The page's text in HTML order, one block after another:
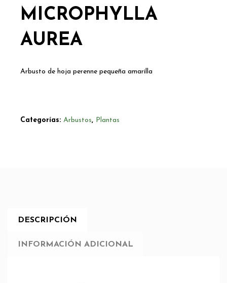
MICROPHYLLA
AUREA
Arbusto de hoja perenne pequeña amarilla
Categorías: Arbustos, Plantas
DESCRIPCIÓN
INFORMACIÓN ADICIONAL